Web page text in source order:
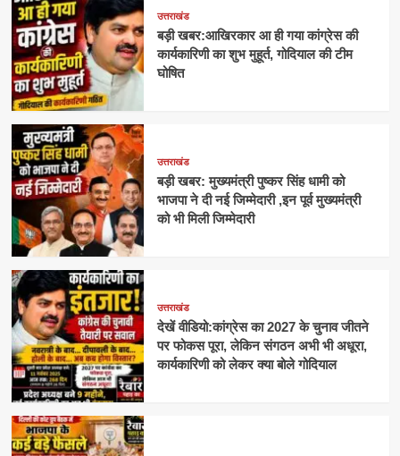
उत्तराखंड
बड़ी खबर:आखिरकार आ ही गया कांग्रेस की
कार्यकारिणी का शुभ मुहूर्त, गोदियाल की टीम
घोषित
उत्तराखंड
बड़ी खबर: मुख्यमंत्री पुष्कर सिंह धामी को
भाजपा ने दी नई जिम्मेदारी ,इन पूर्व मुख्यमंत्री
को भी मिली जिम्मेदारी
उत्तराखंड
देखें वीडियो:कांग्रेस का 2027 के चुनाव जीतने
पर फोकस पूरा, लेकिन संगठन अभी भी अधूरा,
कार्यकारिणी को लेकर क्या बोले गोदियाल